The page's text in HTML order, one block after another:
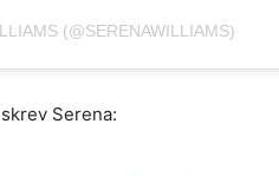
(@SERENAWILLIAMS)
Serena: